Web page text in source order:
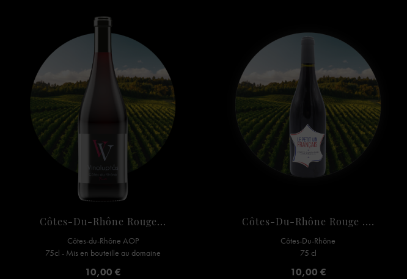
Côtes-Du-Rhône Rouge...
Côtes-du-Rhône AOP
75cl - Mis en bouteille au domaine
Prix
10,00 €
Côtes-Du-Rhône Rouge ....
Côtes-Du-Rhône
75 cl
Prix
10,00 €